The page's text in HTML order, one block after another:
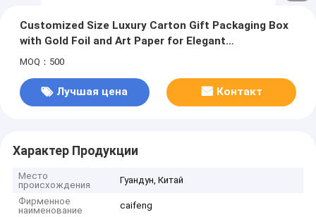
Customized Size Luxury Carton Gift Packaging Box
with Gold Foil and Art Paper for Elegant
Presentation
MOQ：500
Лучшая цена Контакт
Характер Продукции
Место
происхождения
Гуандун, Китай
Фирменное
наименование
caifeng